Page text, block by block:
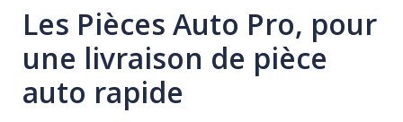
Les Pièces Auto Pro, pour
une livraison de pièce
auto rapide